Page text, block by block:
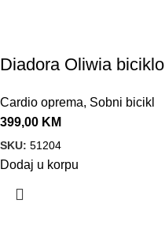
Diadora Oliwia biciklo
Cardio oprema, Sobni bicikl
399,00 KM
SKU: 51204
Dodaj u korpu